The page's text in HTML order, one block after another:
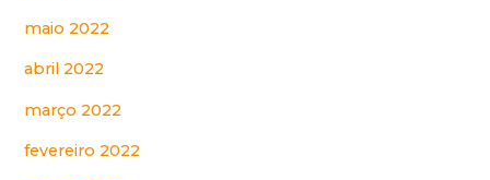
maio 2022
abril 2022
março 2022
fevereiro 2022